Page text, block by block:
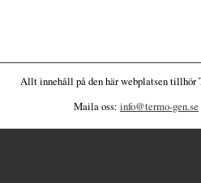
Allt innehåll på den här webplatsen tillhör
Maila oss: info@termo-gen.se